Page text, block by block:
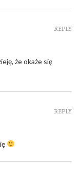
że okaże się
REPLY
REPLY